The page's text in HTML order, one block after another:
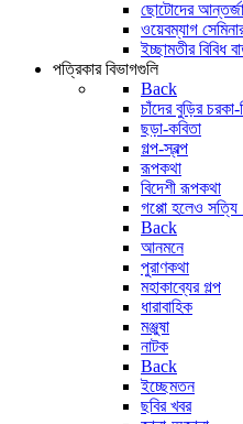
ছোটোদের
ওয়েবম্যাগ
ইচ্ছামতীর বিবিধ
পত্রিকার বিভাগগুলি
Back
চাঁদের বুড়ির চরকা-
ছড়া-কবিতা
গল্প-স্বল্প
রূপকথা
বিদেশী রূপকথা
গপ্পো হলেও সত্যি
Back
আনমনে
পুরাণকথা
মহাকাব্যের গল্প
ধারাবাহিক
মঞ্জুষা
নাটক
Back
ইচ্ছেমতন
ছবির খবর